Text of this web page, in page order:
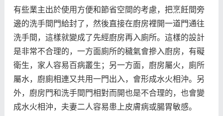
有些業主出於使用方便和節省空間的考慮，把烹飪間旁
邊的洗手間門給封了，然後直接在廚房裡開一道門通往
洗手間，這樣就變成了先經廚房再入廁所。這樣的設計
是非常不合理的，一方面廁所的穢氣會摻入廚房，有礙
衛生，家人容易百病叢生；另一方面，廚房屬火，廁所
屬水，廚廁相連又共用一門出入，會形成水火相沖。另
外，廚房門和洗手間門相對而開也是不合理的，也會變
成水火相沖，夫妻二人容易患上皮膚病或腸胃敏感。